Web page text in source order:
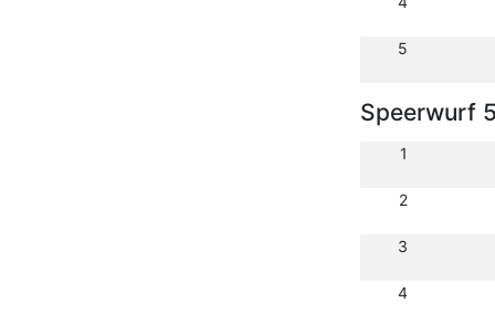
5
Speerwurf
1
2
3
4